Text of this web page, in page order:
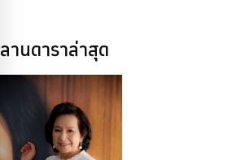
ลานดาราล่าสุด